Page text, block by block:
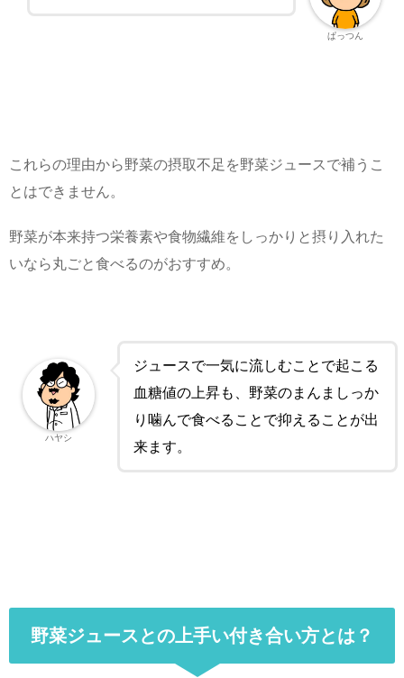
ぱっつん
これらの理由から野菜の摂取不足を野菜ジュースで補うこ
とはできません。
野菜が本来持つ栄養素や食物繊維をしっかりと摂り入れた
いなら丸ごと食べるのがおすすめ。
ジュースで一気に流しむことで起こる
血糖値の上昇も、野菜のまんましっか
り噛んで食べることで抑えることが出
来ます。
ハヤシ
野菜ジュースとの上手い付き合い方とは？